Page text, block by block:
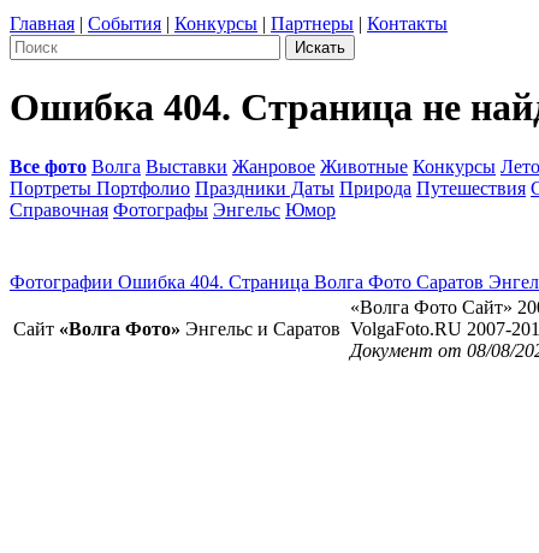
Главная | События | Конкурсы | Партнеры | Контакты
Ошибка 404. Страница не
Все фото Волга Выставки Жанровое Животные Конкурсы
Портреты Портфолио Праздники Даты Природа Путешествия
Справочная Фотографы Энгельс Юмор
Фотографии Ошибка 404. Страница Волга Фото Саратов
Сайт «Волга Фото» Энгельс и Саратов
«Волга Фото Сайт»
VolgaFoto.RU 2007-
Документ от 08/08/